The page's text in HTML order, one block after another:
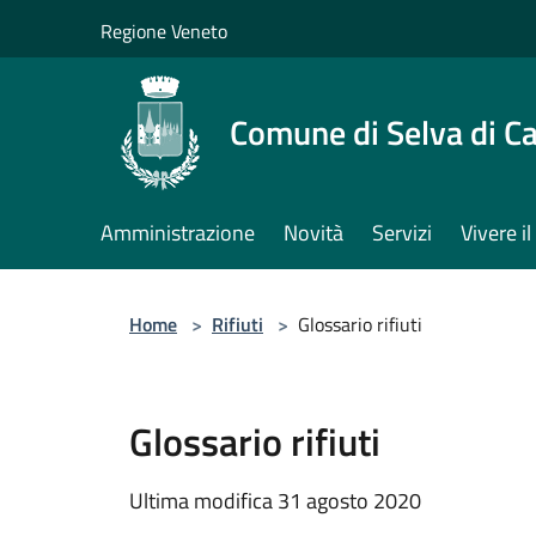
Regione Veneto
Comune di Selva di
Amministrazione Novità Servizi Vivere
Home > Rifiuti > Glossario rifiuti
Glossario rifiuti
Ultima modifica 31 agosto 2020